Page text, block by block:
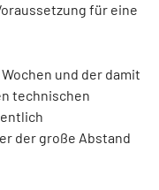
für eine
und der damit
technischen
der große Abstand